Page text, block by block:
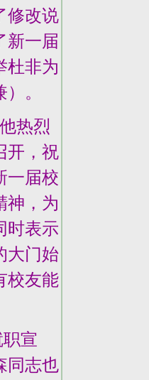
修改说
新一届
杜非为
。
热烈
开，祝
一届校
神，为
时表示
大门始
校友能
宣
同志也